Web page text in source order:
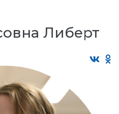
Либерт